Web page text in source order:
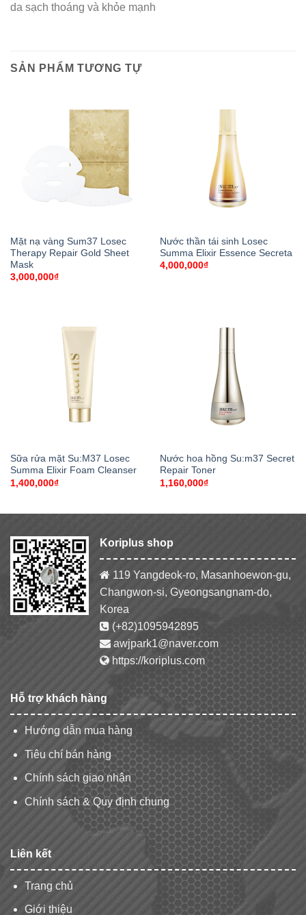
da sạch thoáng và khỏe mạnh
SẢN PHẨM TƯƠNG TỰ
Mặt nạ vàng Sum37 Losec
Therapy Repair Gold Sheet
Mask
3,000,000₫
Nước thần tái sinh Losec
Summa Elixir Essence Secreta
4,000,000₫
Sữa rửa mặt Su:M37 Losec
Summa Elixir Foam Cleanser
1,400,000₫
Nước hoa hồng Su:m37 Secret
Repair Toner
1,160,000₫
Koriplus shop
119 Yangdeok-ro, Masanhoewon-gu,
Changwon-si, Gyeongsangnam-do,
Korea
(+82)1095942895
awjpark1@naver.com
https://koriplus.com
Hỗ trợ khách hàng
Hướng dẫn mua hàng
Tiêu chí bán hàng
Chính sách giao nhận
Chính sách & Quy định chung
Liên kết
Trang chủ
Giới thiệu